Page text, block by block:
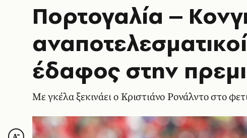
Πορτογαλία –
έδαφος στην
Με γκέλα ξεκινάει ο Κριστιάνο Ρονάλντο στο